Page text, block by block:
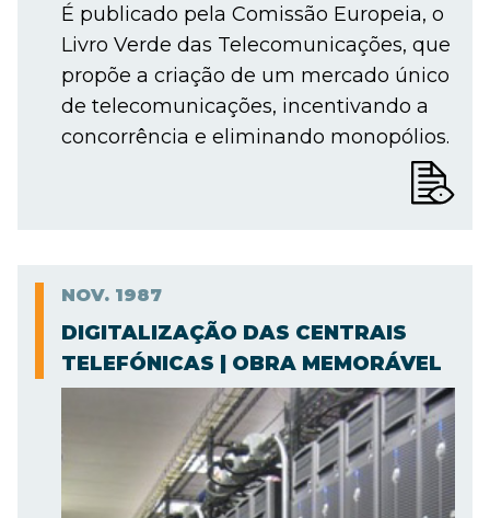
É publicado pela Comissão Europeia, o
Livro Verde das Telecomunicações, que
propõe a criação de um mercado único
de telecomunicações, incentivando a
concorrência e eliminando monopólios.
NOV. 1987
DIGITALIZAÇÃO DAS CENTRAIS
TELEFÓNICAS | OBRA MEMORÁVEL